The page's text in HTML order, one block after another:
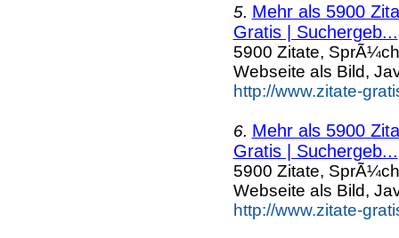
5. Mehr als 5900
Gratis | Suchergeb...
5900 Zitate,
Webseite als Bild,
http://www.zitate-
6. Mehr als 5900
Gratis | Suchergeb...
5900 Zitate,
Webseite als Bild,
http://www.zitate-